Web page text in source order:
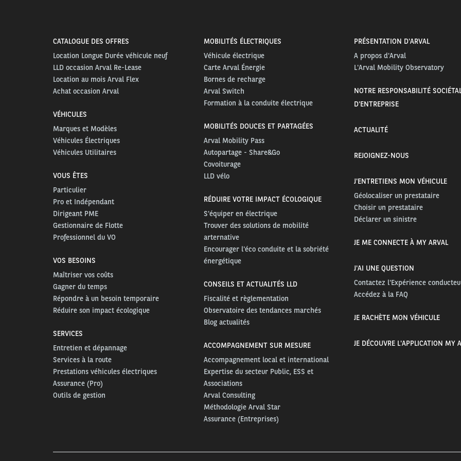
CATALOGUE DES OFFRES
Location Longue Durée véhicule neuf
LLD occasion Arval Re-Lease
Location au mois Arval Flex
Achat occasion Arval
VÉHICULES
Marques et Modèles
Véhicules Électriques
Véhicules Utilitaires
VOUS ÊTES
Particulier
Pro et Indépendant
Dirigeant PME
Gestionnaire de Flotte
Professionnel du VO
VOS BESOINS
Maîtriser vos coûts
Gagner du temps
Répondre à un besoin temporaire
Réduire son impact écologique
SERVICES
Entretien et dépannage
Services à la route
Prestations véhicules électriques
Assurance (Pro)
Outils de gestion
MOBILITÉS ÉLECTRIQUES
Véhicule électrique
Carte Arval Énergie
Bornes de recharge
Arval Switch
Formation à la conduite électrique
MOBILITÉS DOUCES ET PARTAGÉES
Arval Mobility Pass
Autopartage - Share&Go
Covoiturage
LLD vélo
RÉDUIRE VOTRE IMPACT ÉCOLOGIQUE
S'équiper en électrique
Trouver des solutions de mobilité
arternative
Encourager l'éco conduite et la sobriété
énergétique
CONSEILS ET ACTUALITÉS LLD
Fiscalité et règlementation
Observatoire des tendances marchés
Blog actualités
ACCOMPAGNEMENT SUR MESURE
Accompagnement local et international
Expertise du secteur Public, ESS et
Associations
Arval Consulting
Méthodologie Arval Star
Assurance (Entreprises)
PRÉSENTATION D'ARVAL
A propos d'Arval
L'Arval Mobility Observatory
NOTRE RESPONSABILITÉ
D'ENTREPRISE
ACTUALITÉ
REJOIGNEZ-NOUS
J'ENTRETIENS MON VÉHICULE
Géolocaliser un prestataire
Choisir un prestataire
Déclarer un sinistre
JE ME CONNECTE À MY ARVAL
J'AI UNE QUESTION
Contactez l'Expérience
Accédez à la FAQ
JE RACHÈTE MON VÉHICULE
JE DÉCOUVRE L'APPLICATION MY